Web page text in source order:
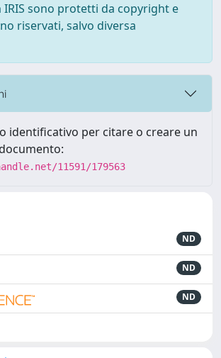
sono protetti da copyright e
riservati, salvo diversa
identificativo per citare o creare un
11591/179563
ND
ND
ND